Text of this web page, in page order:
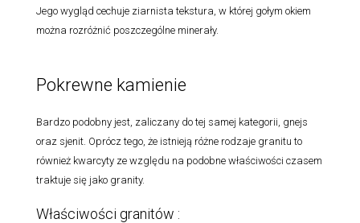
Jego wygląd cechuje ziarnista tekstura, w której gołym okiem
można rozróżnić poszczególne minerały.
Pokrewne kamienie
Bardzo podobny jest, zaliczany do tej samej kategorii, gnejs
oraz sjenit. Oprócz tego, że istnieją różne rodzaje granitu to
również kwarcyty ze względu na podobne właściwości czasem
traktuje się jako granity.
Właściwości granitów :